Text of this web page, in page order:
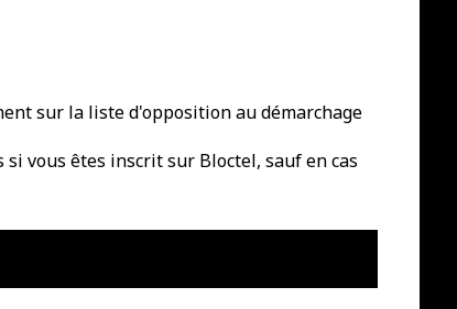
sur la liste d'opposition au démarchage
vous êtes inscrit sur Bloctel, sauf en cas